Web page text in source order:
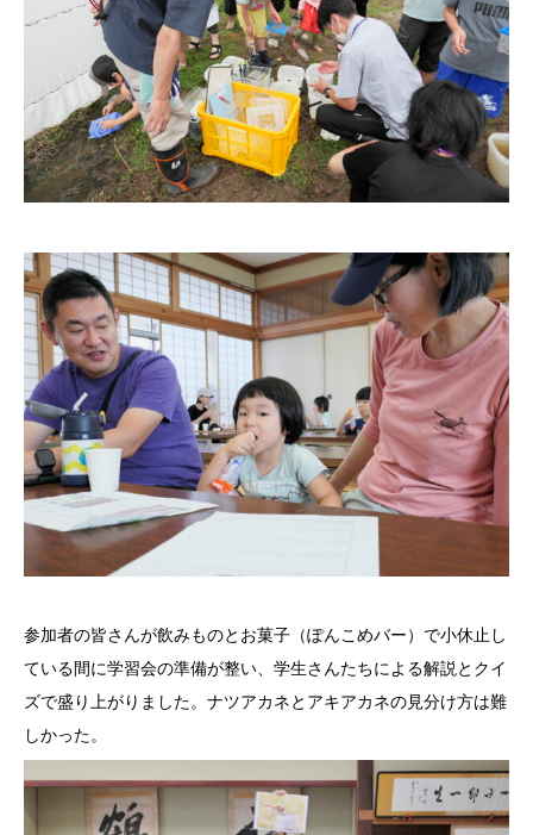
参加者の皆さんが飲みものとお菓子（ぽんこめバー）で小休止し
ている間に学習会の準備が整い、学生さんたちによる解説とクイ
ズで盛り上がりました。ナツアカネとアキアカネの見分け方は難
しかった。